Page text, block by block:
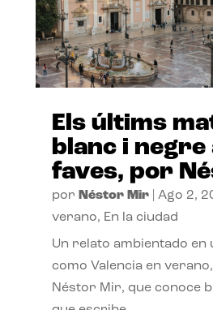
Els últims
blanc i negre
faves, por
por Néstor Mir| Ago 2,
verano, En la ciudad
Un relato ambientado en
como Valencia en
Néstor Mir, que conoce